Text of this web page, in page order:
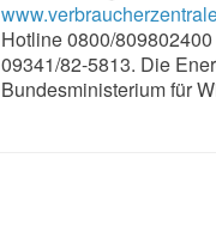
Hotline 0800/
09341/82-5813. Die
Bundesministerium für